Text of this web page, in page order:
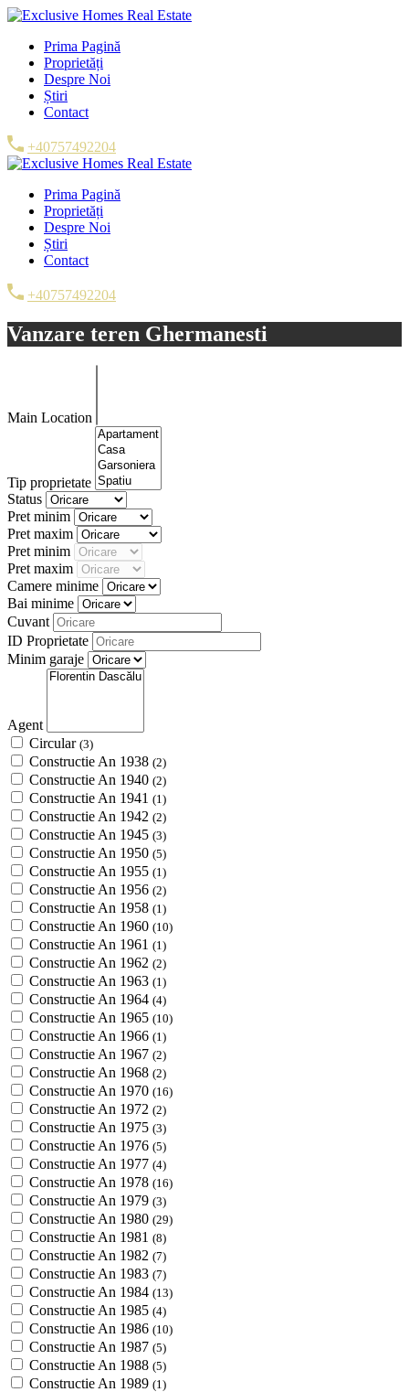
Prima Pagină
Proprietăți
Despre Noi
Știri
Contact
+40757492204
Prima Pagină
Proprietăți
Despre Noi
Știri
Contact
+40757492204
Vanzare teren Ghermanesti
Main Location
Tip proprietate
Status
Pret minim
Pret maxim
Pret minim
Pret maxim
Camere minime
Bai minime
Cuvant
ID Proprietate
Minim garaje
Agent
Circular (3)
Constructie An 1938 (2)
Constructie An 1940 (2)
Constructie An 1941 (1)
Constructie An 1942 (2)
Constructie An 1945 (3)
Constructie An 1950 (5)
Constructie An 1955 (1)
Constructie An 1956 (2)
Constructie An 1958 (1)
Constructie An 1960 (10)
Constructie An 1961 (1)
Constructie An 1962 (2)
Constructie An 1963 (1)
Constructie An 1964 (4)
Constructie An 1965 (10)
Constructie An 1966 (1)
Constructie An 1967 (2)
Constructie An 1968 (2)
Constructie An 1970 (16)
Constructie An 1972 (2)
Constructie An 1975 (3)
Constructie An 1976 (5)
Constructie An 1977 (4)
Constructie An 1978 (16)
Constructie An 1979 (3)
Constructie An 1980 (29)
Constructie An 1981 (8)
Constructie An 1982 (7)
Constructie An 1983 (7)
Constructie An 1984 (13)
Constructie An 1985 (4)
Constructie An 1986 (10)
Constructie An 1987 (5)
Constructie An 1988 (5)
Constructie An 1989 (1)